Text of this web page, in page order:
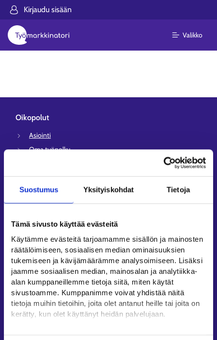
Suostumus Yksityiskohdat Tietoja
Tämä sivusto käyttää evästeitä
Käytämme evästeitä tarjoamamme sisällön ja mainosten
räätälöimiseen, sosiaalisen median ominaisuuksien
tukemiseen ja kävijämäärämme analysoimiseen. Lisäksi
jaamme sosiaalisen median, mainosalan ja analytiikka-
alan kumppaneillemme tietoja siitä, miten käytät
sivustoamme. Kumppanimme voivat yhdistää näitä
tietoja muihin tietoihin, joita olet antanut heille tai joita on
kerätty, kun olet käyttänyt heidän palvelujaan.
Löydät tietoa evästeiden käyttötarkoituksista
Kirjaudu sisään
Valikko
Oikopolut
Asiointi
Oma työpolku
Avoimet työpaikat
Tietoa muilla kielillä
Työllisyysalueiden yhteystiedot
Sähköisen asioinnin tuki
Työttömyysturvaneuvonta
Yritys- ja työnantaja-asiakkaan neuvontapalvelut
Asiointi- ja Oma työpolku -osioiden ohjeet
Tuki ja palaute